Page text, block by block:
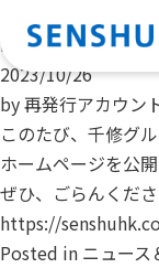
千修香港有限公司
Posted on
2023/10/26
by再発行アカウン
このたび、千修グ
ホームページを公開
ぜひ、ごらんくださ
https://
Posted in ニュース